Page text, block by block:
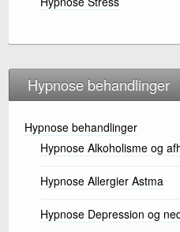
Hypnose behandlinger
Hypnose behandlinger
Hypnose Alkoholisme og
Hypnose Allergier Astma
Hypnose Depression og